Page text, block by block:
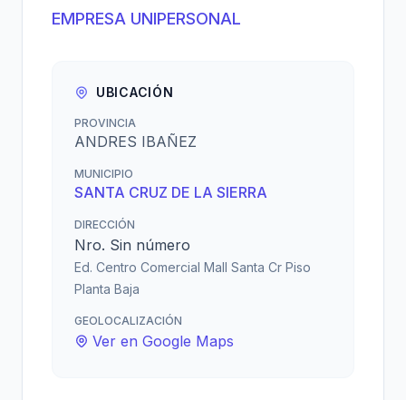
EMPRESA UNIPERSONAL
UBICACIÓN
PROVINCIA
ANDRES IBAÑEZ
MUNICIPIO
SANTA CRUZ DE LA SIERRA
DIRECCIÓN
Nro. Sin número
Ed. Centro Comercial Mall Santa Cr Piso
Planta Baja
GEOLOCALIZACIÓN
Ver en Google Maps